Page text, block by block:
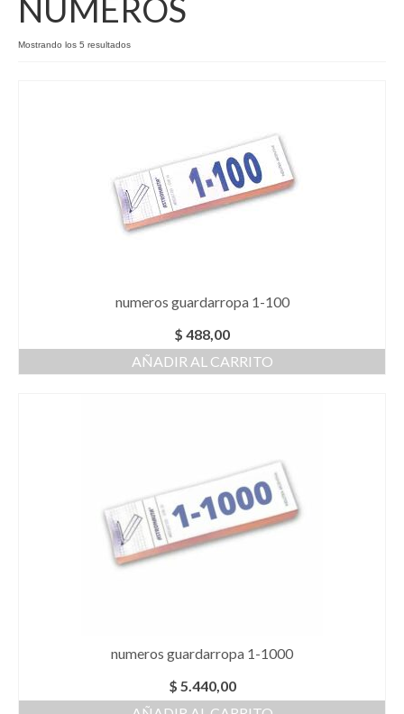
Como Registrarse
NUMEROS
Mostrando los 5 resultados
numeros guardarropa 1-100
$ 488,00
AÑADIR AL CARRITO
numeros guardarropa 1-1000
$ 5.440,00